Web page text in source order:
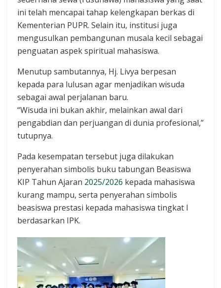
ini telah mencapai tahap kelengkapan berkas di
Kementerian PUPR. Selain itu, institusi juga
mengusulkan pembangunan musala kecil sebagai
penguatan aspek spiritual mahasiswa.
Menutup sambutannya, Hj. Livya berpesan
kepada para lulusan agar menjadikan wisuda
sebagai awal perjalanan baru.
“Wisuda ini bukan akhir, melainkan awal dari
pengabdian dan perjuangan di dunia profesional,”
tutupnya.
Pada kesempatan tersebut juga dilakukan
penyerahan simbolis buku tabungan Beasiswa
KIP Tahun Ajaran 2025/2026 kepada mahasiswa
kurang mampu, serta penyerahan simbolis
beasiswa prestasi kepada mahasiswa tingkat I
berdasarkan IPK.